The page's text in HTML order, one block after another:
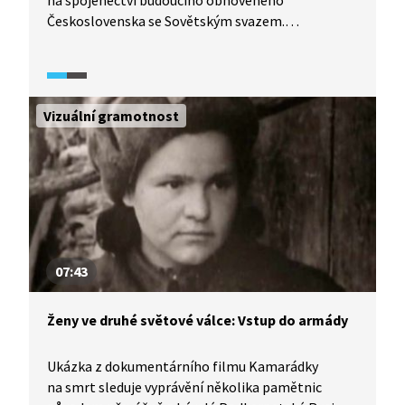
Československa se Sovětským svazem.
odcestoval do Sovětského svazu, kde uzavřel
smlouvu o přátelství, vzájemné pomoci
a poválečné spolupráci. Po zveřejnění obsahu
smlouvy si vysloužil značnou kritiku od Britů,
Američanů, ale i některých členů londýnské exilové
vlády. Jedním z důsledků smlouvy bylo i v červnu
1945 odevzdání území Podkarpatské Rusi
Sovětskému svazu.
Vizuální gramotnost
07:43
Ženy ve druhé světové válce: Vstup do armády
Ukázka z dokumentárního filmu Kamarádky
na smrt sleduje vyprávění několika pamětnic